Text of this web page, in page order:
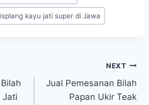
kayu jati super di Jawa
Jati
NEXT
Jual Pemesanan Bilah
Papan Ukir Teak